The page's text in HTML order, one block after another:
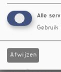
3992 AE
Tickets
€ 44,95
Boek t/m
Alle
Afwijzen